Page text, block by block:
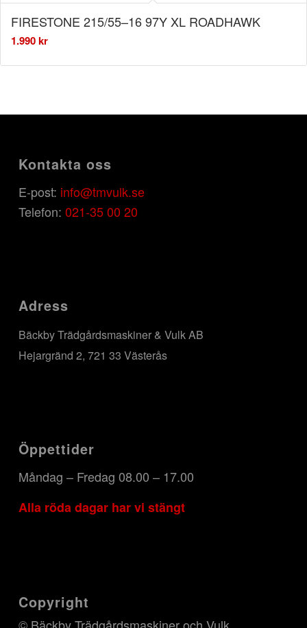
FIRESTONE 215/55–16 97Y XL ROADHAWK
1.990kr
Kontakta oss
E-post: info@tmvulk.se
Telefon: 021-35 00 20
Adress
Bäckby Trädgårdsmaskiner & Vulk AB
Hejargränd 2, 721 33 Västerås
Öppettider
Måndag – Fredag 08.00 – 17.00
Alla röda dagar har vi stängt
Copyright
© Bäckby Trädgårdsmaskiner och Vulk